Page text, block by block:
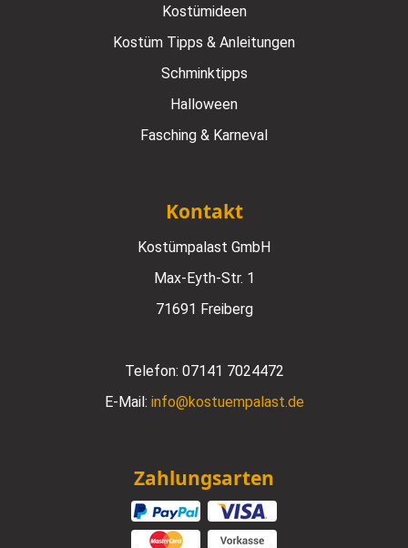
Kostümideen
Kostüm Tipps & Anleitungen
Schminktipps
Halloween
Fasching & Karneval
Kontakt
Kostümpalast GmbH
Max-Eyth-Str. 1
71691 Freiberg
Telefon: 07141 7024472
E-Mail: info@kostuempalast.de
Zahlungsarten